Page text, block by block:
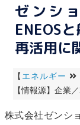
ゼンシ
ENEOS
再活用に
【 エネルギー
【情報源】企業
株式会社ゼンシ